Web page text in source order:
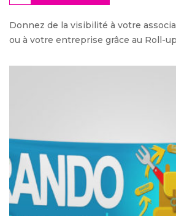
Donnez de la visibilité à votre
ou à votre entreprise grâce au Roll-